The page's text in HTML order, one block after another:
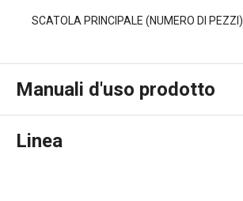
SCATOLA PRINCIPALE (NUMERO DI PEZZI)
Manuali d'uso prodotto
Linea